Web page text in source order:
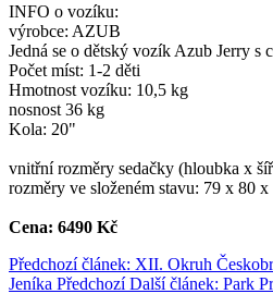
INFO o vozíku:
výrobce: AZUB
Jedná se o dětský vozík Azub Jerry
Počet míst: 1-2 děti
Hmotnost vozíku: 10,5 kg
nosnost 36 kg
Kola: 20"
vnitřní rozměry sedačky (hloubka x
rozměry ve složeném stavu: 79 x 80 x
Cena: 6490 Kč
Předchozí článek: XII. Okruh
Jeníka Předchozí Další článek: Park